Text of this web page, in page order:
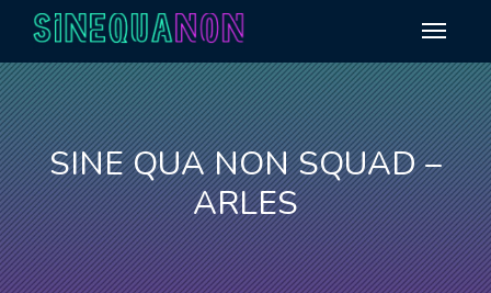
Aller au contenu
SINE QUA NON SQUAD –
ARLES